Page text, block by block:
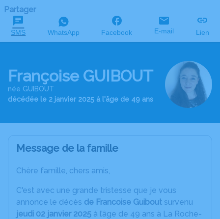
Partager
SMS WhatsApp Facebook E-mail Lien
Françoise GUIBOUT
née GUIBOUT
décédée le 2 janvier 2025 à l'âge de 49 ans
Message de la famille
Chère famille, chers amis,
C'est avec une grande tristesse que je vous
annonce le décès de Francoise Guibout survenu
jeudi 02 janvier 2025 à l’âge de 49 ans à La Roche-